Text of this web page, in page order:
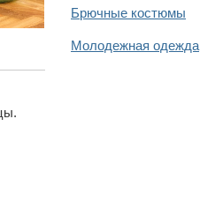
Брючные костюмы
Молодежная одежда